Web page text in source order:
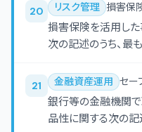
20 リスク管理 損害保
損害保険を活用し
次の記述のうち、最
21 金融資産運用 セー
銀行等の金融機関
品性に関する次の記